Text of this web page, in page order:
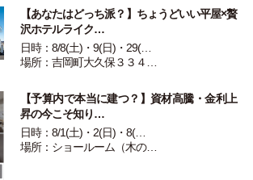
【あなたはどっち派？】ちょうどいい平屋×贅
沢ホテルライク…
日時：8/8(土)・9(日)・29(…
場所：吉岡町大久保３３４…
【予算内で本当に建つ？】資材高騰・金利上
昇の今こそ知り…
日時：8/1(土)・2(日)・8(…
場所：ショールーム（木の…